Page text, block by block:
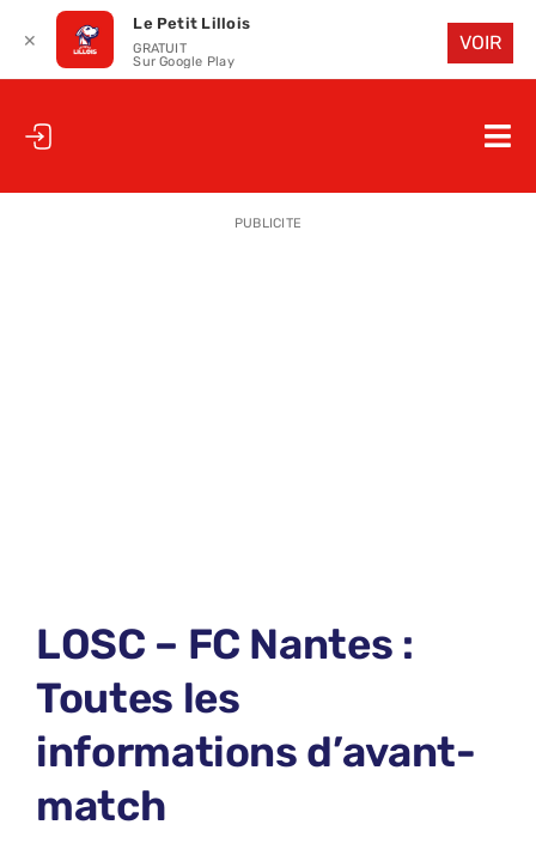
à
NOUS
PUBLICITE
LOSC – FC Nantes :
Toutes les
informations d’avant-
match
✕
Le Petit Lillois
GRATUIT
Sur Google Play
VOIR